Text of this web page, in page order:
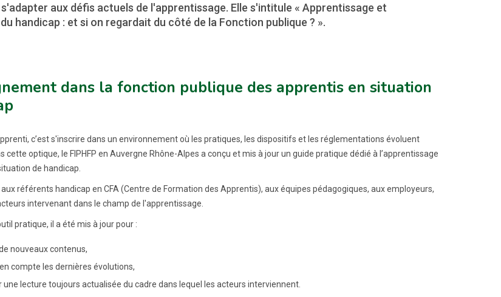
aux défis actuels de l'apprentissage. Elle s'intitule « Apprentissage et
handicap : et si on regardait du côté de la Fonction publique ? ».
dans la fonction publique des apprentis en situation
c’est s'inscrire dans un environnement où les pratiques, les dispositifs et les réglementations évoluent
cette optique, le FIPHFP en Auvergne Rhône-Alpes a conçu et mis à jour un guide pratique dédié à l’apprentissage
de handicap.
aux référents handicap en CFA (Centre de Formation des Apprentis), aux équipes pédagogiques, aux employeurs,
intervenant dans le champ de l'apprentissage.
pratique, il a été mis à jour pour :
nouveaux contenus,
compte les dernières évolutions,
une lecture toujours actualisée du cadre dans lequel les acteurs interviennent.